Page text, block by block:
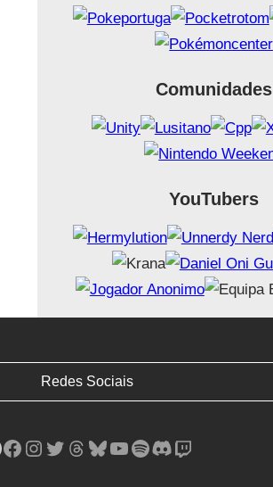
Comunidades
YouTubers
Redes Sociais
Facebook Instagram Twitter Threads Bluesky YouTube Spotify Discord Twitch